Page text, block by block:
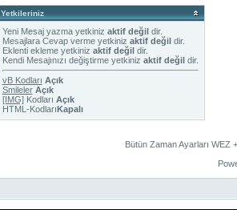
Yetkileriniz
Yeni Mesaj yazma yetkiniz aktif değildir.
Mesajlara Cevap verme yetkiniz aktif değildir.
Eklenti ekleme yetkiniz aktif değildir.
Kendi Mesajınızı değiştirme yetkiniz aktif değildir.
vB Kodları Açık
Smileler Açık
[IMG]Kodları Açık
HTML-KodlarıKapalı
Bütün Zaman Ayarları WEZ